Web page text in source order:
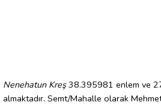
Nenehatun Kreş38.395981 enlem ve
almaktadır. Semt/Mahalle olarak